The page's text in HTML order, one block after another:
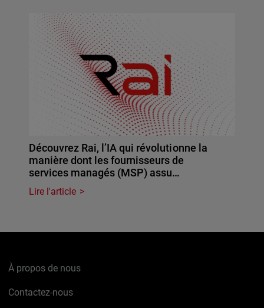
Découvrez Rai, l’IA qui révolutionne la
manière dont les fournisseurs de
services managés (MSP) assu…
Lire l'article
À propos de nous
Contactez-nous